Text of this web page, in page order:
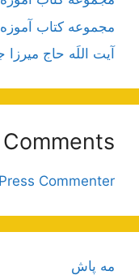
مجموعه کتاب
آیت اللَه حاج میرزا
Commenter
مه پاش